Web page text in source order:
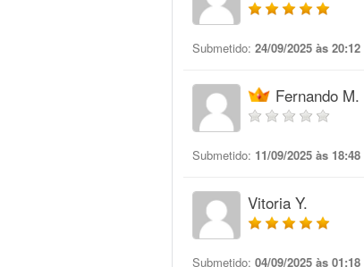
Submetido: 24/09/2025 às 20:12
Fernando M.
Submetido: 11/09/2025 às 18:48
Vitoria Y.
Submetido: 04/09/2025 às 01:18